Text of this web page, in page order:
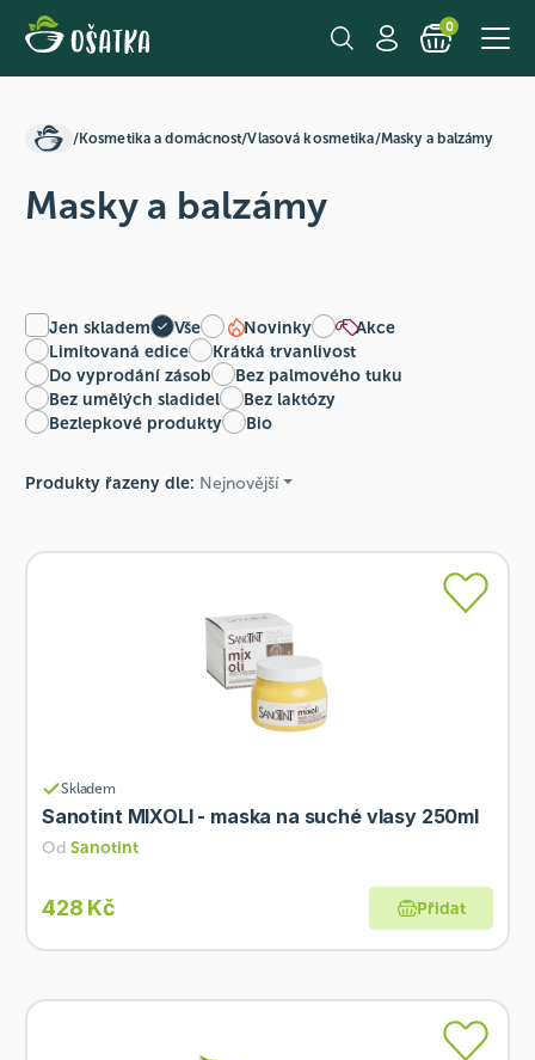
0
/Kosmetika a domácnost/Vlasová kosmetika/Masky a balzámy
Masky a balzámy
Jen skladem Vše Novinky
Akce
Limitovaná edice
Krátká trvanlivost
Do vyprodání zásob
Bez palmového tuku
Bez umělých sladidel
Bez laktózy
Bezlepkové produkty
Bio
Produkty řazeny dle: Nejnovější
Skladem
Sanotint MIXOLI - maska na suché vlasy 250ml
Od Sanotint
428 Kč Přidat